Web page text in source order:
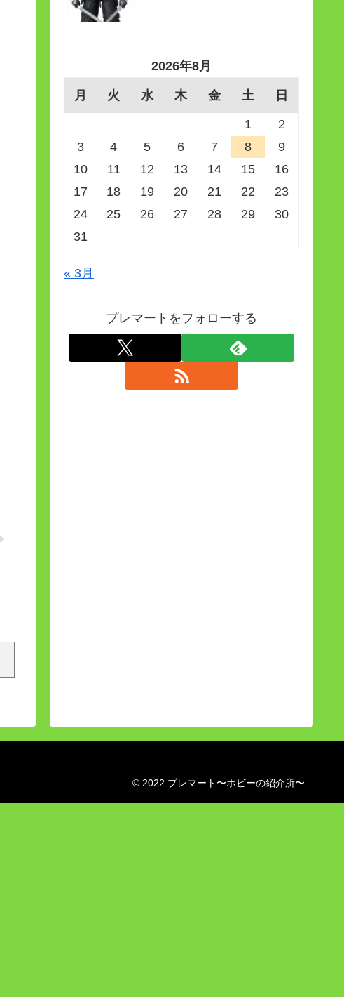
2026年8月
月 火 水 木 金 土 日
1
2
3
4 5 6 7 8
9
10
11 12 13 14 15
16
17
18 19 20 21 22
23
24
25 26 27 28 29
30
31
« 3月
プレマートをフォローする
© 2022 プレマート〜ホビーの紹介所〜.